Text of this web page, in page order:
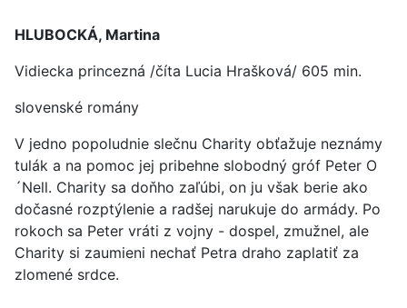
HLUBOCKÁ, Martina
Vidiecka princezná /číta Lucia Hrašková/ 605 min.
slovenské romány
V jedno popoludnie slečnu Charity obťažuje neznámy
tulák a na pomoc jej pribehne slobodný gróf Peter O
´Nell. Charity sa doňho zaľúbi, on ju však berie ako
dočasné rozptýlenie a radšej narukuje do armády. Po
rokoch sa Peter vráti z vojny - dospel, zmužnel, ale
Charity si zaumieni nechať Petra draho zaplatiť za
zlomené srdce.